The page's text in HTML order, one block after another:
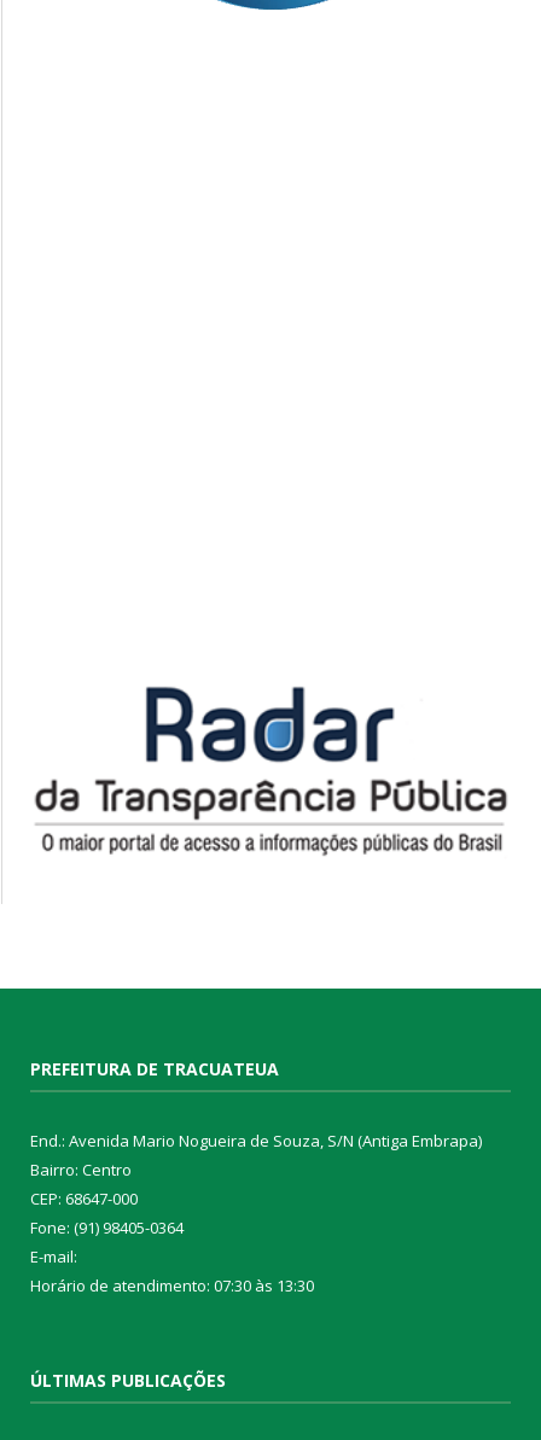
PREFEITURA DE TRACUATEUA
End.: Avenida Mario Nogueira de Souza, S/N (Antiga Embrapa)
Bairro: Centro
CEP: 68647-000
Fone: (91) 98405-0364
E-mail:
Horário de atendimento: 07:30 às 13:30
ÚLTIMAS PUBLICAÇÕES